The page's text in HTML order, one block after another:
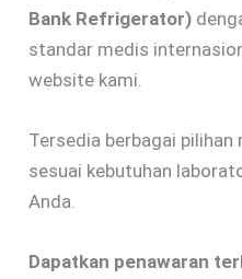
Bank Refrigerator)
standar medis
website kami.
Tersedia berbagai pilihan
sesuai kebutuhan
Anda.
Dapatkan penawaran